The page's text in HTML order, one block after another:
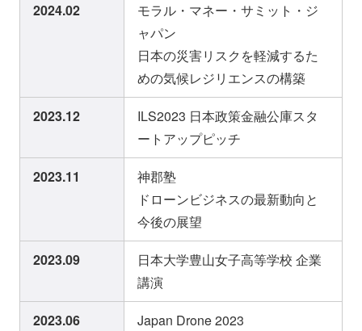
2024.02
モラル・マネー・サミット・ジ
ャパン
日本の災害リスクを軽減するた
めの気候レジリエンスの構築
2023.12
ILS2023 日本政策金融公庫スタ
ートアップピッチ
2023.11
神郡塾
ドローンビジネスの最新動向と
今後の展望
2023.09
日本大学豊山女子高等学校 企業
講演
2023.06
Japan Drone 2023